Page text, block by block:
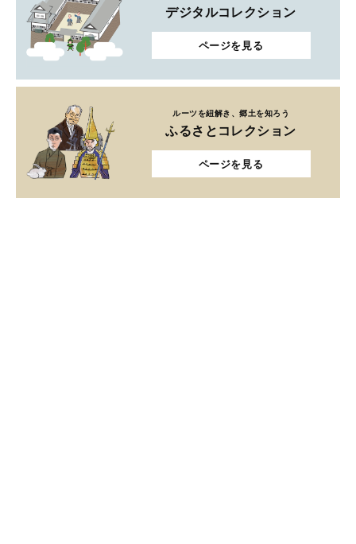
デジタルコレクション
ページを見る
ルーツを紐解き、郷土を知ろう
ふるさとコレクション
ページを見る